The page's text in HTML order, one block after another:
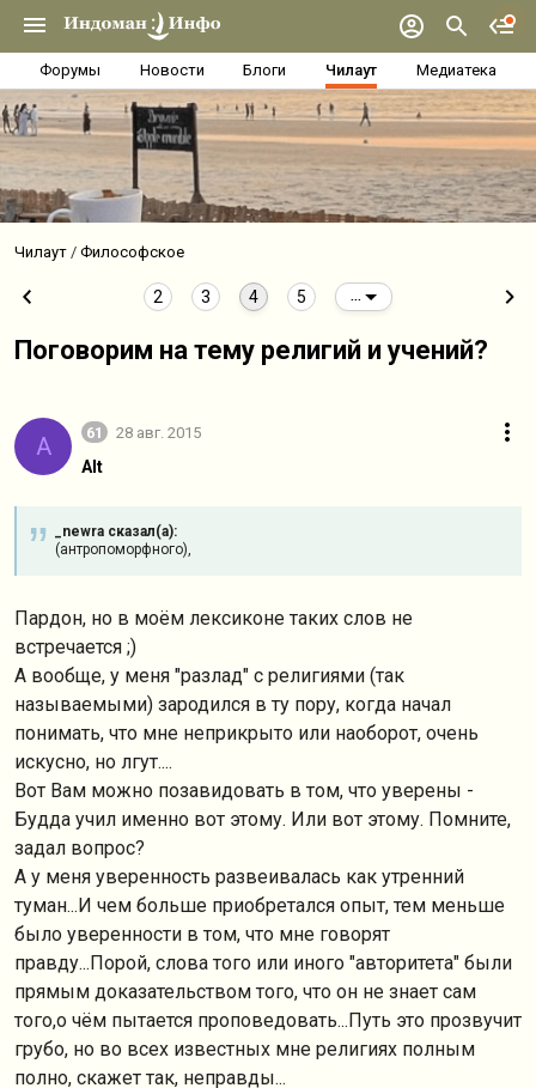
Форумы Новости Блоги Чилаут Медиатека
Чилаут Философское
2 3 4 5
Поговорим на тему религий и учений?
A 61 28 авг. 2015
Alt
_newra сказал(а):
(антропоморфного),
Пардон, но в моём лексиконе таких слов не
встречается ;)
А вообще, у меня "разлад" с религиями (так
называемыми) зародился в ту пору, когда начал
понимать, что мне неприкрыто или наоборот, очень
искусно, но лгут....
Вот Вам можно позавидовать в том, что уверены -
Будда учил именно вот этому. Или вот этому. Помните,
задал вопрос?
А у меня уверенность развеивалась как утренний
туман...И чем больше приобретался опыт, тем меньше
было уверенности в том, что мне говорят
правду...Порой, слова того или иного "авторитета" были
прямым доказательством того, что он не знает сам
того,о чём пытается проповедовать...Путь это прозвучит
грубо, но во всех известных мне религиях полным
полно, скажет так, неправды...